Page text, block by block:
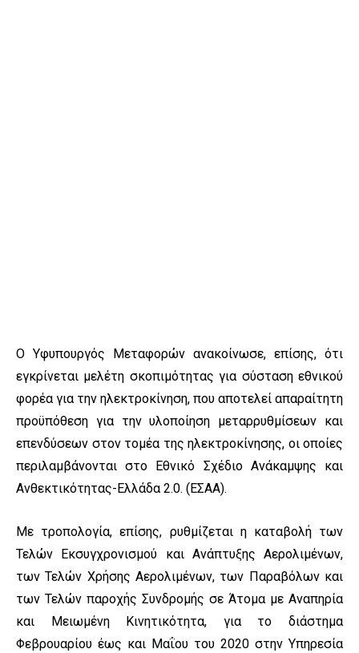
Ο Υφυπουργός Μεταφορών ανακοίνωσε, επίσης, ότι
εγκρίνεται μελέτη σκοπιμότητας για σύσταση εθνικού
φορέα για την ηλεκτροκίνηση, που αποτελεί απαραίτητη
προϋπόθεση για την υλοποίηση μεταρρυθμίσεων και
επενδύσεων στον τομέα της ηλεκτροκίνησης, οι οποίες
περιλαμβάνονται στο Εθνικό Σχέδιο Ανάκαμψης και
Ανθεκτικότητας-Ελλάδα 2.0. (ΕΣΑΑ).
Με τροπολογία, επίσης, ρυθμίζεται η καταβολή των
Τελών Εκσυγχρονισμού και Ανάπτυξης Αερολιμένων,
των Τελών Χρήσης Αερολιμένων, των Παραβόλων και
των Τελών παροχής Συνδρομής σε Άτομα με Αναπηρία
και Μειωμένη Κινητικότητα, για το διάστημα
Φεβρουαρίου έως και Μαΐου του 2020 στην Υπηρεσία